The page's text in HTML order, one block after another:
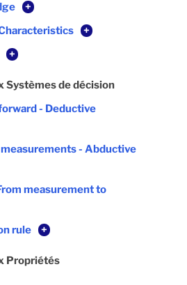
+
+
+
Systèmes de décision
- Deductive
- Abductive
measurement to
rule
+
Propriétés